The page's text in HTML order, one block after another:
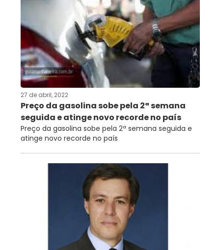
27 de abril, 2022
Preço da gasolina sobe pela 2ª semana
seguida e atinge novo recorde no país
Preço da gasolina sobe pela 2ª semana seguida e
atinge novo recorde no país